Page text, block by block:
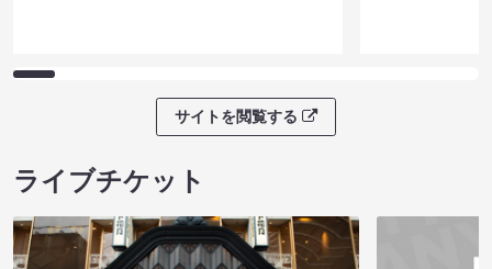
サイトを閲覧する
ライブチケット